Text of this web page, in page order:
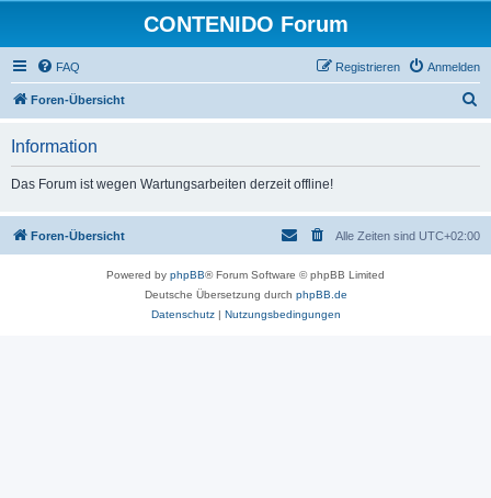
CONTENIDO Forum
FAQ Anmelden
Registrieren
Foren-Übersicht
Information
Das Forum ist wegen Wartungsarbeiten derzeit offline!
Foren-Übersicht Alle Zeiten sind UTC+02:00
Powered by phpBB® Forum Software © phpBB Limited
Deutsche Übersetzung durch phpBB.de
Datenschutz| Nutzungsbedingungen